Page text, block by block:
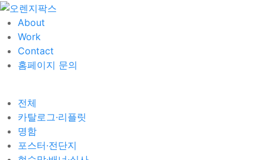
About
Work
Contact
홈페이지 문의
전체
카탈로그·리플릿
명함
포스터·전단지